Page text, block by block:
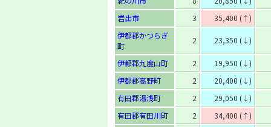
岩出市
3
35,400 (↑)
伊都郡かつらぎ
町
2 23,350 (↓)
伊都郡九度山町 2
19,950 (↓)
伊都郡高野町
2
20,400 (↓)
有田郡湯浅町
2
29,050 (↓)
有田郡有田川町
2
34,400 (↑)